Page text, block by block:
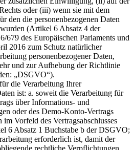
oder (iii) wenn sie mit dem
den die personenbezogenen Daten
(Artikel 6 Absatz 4 der
679 des Europäischen Parlaments und
2016 zum Schutz natürlicher
personenbezogener Daten,
und zur Aufhebung der Richtlinie
„DSGVO“).
die Verarbeitung Ihrer
ist: a. soweit die Verarbeitung für
über Informations- und
oder des Demo-Konto-Vertrags
Vorfeld des Vertragsabschlusses
6 Absatz 1 Buchstabe b der DSGVO;
erforderlich ist, damit der
rechtliche Verpflichtungen